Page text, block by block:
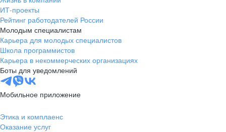
ИТ-проекты
Рейтинг работодателей России
Молодым специалистам
Карьера для молодых специалистов
Школа программистов
Карьера в некоммерческих организациях
Боты для уведомлений
Мобильное приложение
Этика и комплаенс
Оказание услуг